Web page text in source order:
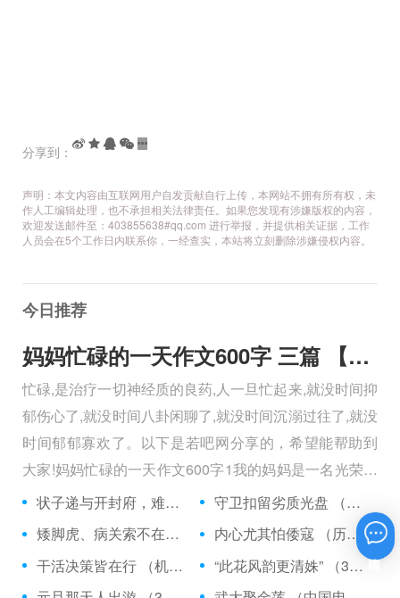
分享到：
声明：本文内容由互联网用户自发贡献自行上传，本网站不拥有所有权，未
作人工编辑处理，也不承担相关法律责任。如果您发现有涉嫌版权的内容，
欢迎发送邮件至：403855638#qq.com 进行举报，并提供相关证据，工作
人员会在5个工作日内联系你，一经查实，本站将立刻删除涉嫌侵权内容。
今日推荐
妈妈忙碌的一天作文600字 三篇 【600字】
忙碌,是治疗一切神经质的良药,人一旦忙起来,就没时间抑
郁伤心了,就没时间八卦闲聊了,就没时间沉溺过往了,就没
时间郁郁寡欢了。以下是若吧网分享的，希望能帮助到
大家!妈妈忙碌的一天作文600字1我的妈妈是一名光荣的
人民警察，她总有做不完的事情。
状子递与开封府，难忍怒气心中生 （5字口语）
守卫扣留劣质光盘 （5字常言）
矮脚虎、病关索不在，智多星、行者前往此处 （七字俗语）
内心尤其怕倭寇 （历法用语一卷帘）
干活决策皆在行 （机构简称二）
“此花风韵更清姝” （3字手机品牌）